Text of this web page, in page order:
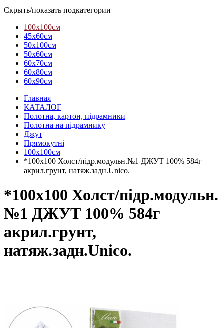
Скрыть/показать подкатегории
100х100см
45х60см
50х100см
50х60см
60х70см
60х80см
60х90см
Главная
КАТАЛОГ
Полотна, картон, підрамники
Полотна на підрамнику
Джут
Прямокутні
100х100см
*100х100 Холст/підр.модульн.№1 ДЖУТ 100% 584г
акрил.грунт, натяж.задн.Unico.
*100х100 Холст/підр.модульн.
№1 ДЖУТ 100% 584г
акрил.грунт,
натяж.задн.Unico.